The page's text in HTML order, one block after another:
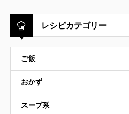
レシピカテゴリー
ご飯
おかず
スープ系